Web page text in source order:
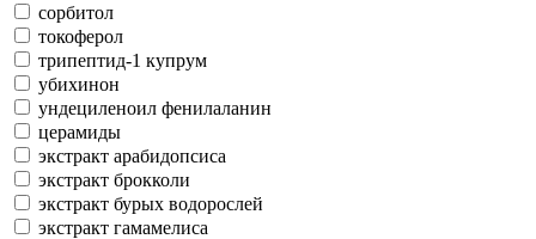
сорбитол
токоферол
трипептид-1 купрум
убихинон
ундециленоил фенилаланин
церамиды
экстракт арабидопсиса
экстракт брокколи
экстракт бурых водорослей
экстракт гамамелиса